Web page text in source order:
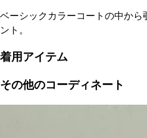
ベーシックカラーコートの中から
ント。
着用アイテム
その他のコーディネート